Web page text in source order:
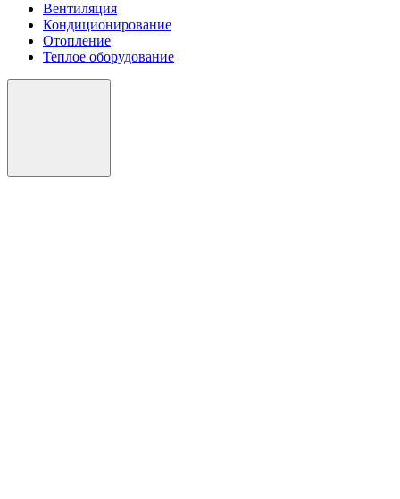
Вентиляция
Кондиционирование
Отопление
Теплое оборудование